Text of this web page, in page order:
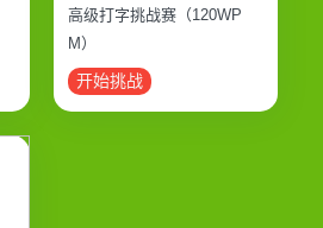
高级打字挑战赛（120WP
M）
开始挑战